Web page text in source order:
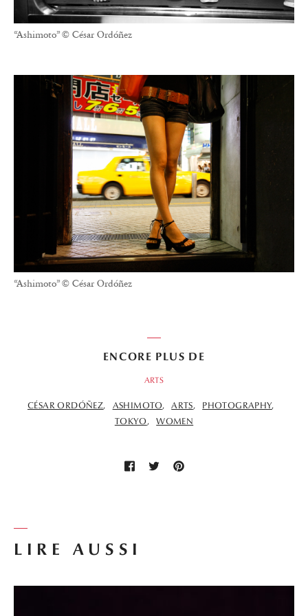
“Ashimoto” © César Ordóñez
“Ashimoto” © César Ordóñez
LIRE AUSSI
ENCORE PLUS DE
ARTS
CÉSAR ORDÓÑEZ ASHIMOTO ARTS
PHOTOGRAPHY
TOKYO
WOMEN